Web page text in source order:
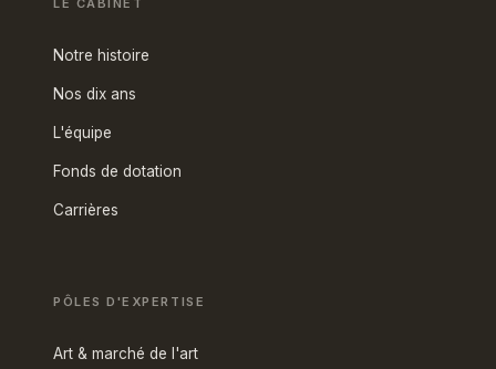
LE CABINET
Notre histoire
Nos dix ans
L'équipe
Fonds de dotation
Carrières
PÔLES D'EXPERTISE
Art & marché de l'art